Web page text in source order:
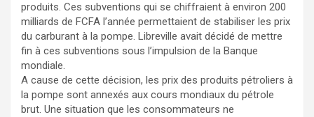
produits. Ces subventions qui se chiffraient à environ 200
milliards de FCFA l’année permettaient de stabiliser les prix
du carburant à la pompe. Libreville avait décidé de mettre
fin à ces subventions sous l’impulsion de la Banque
mondiale.
A cause de cette décision, les prix des produits pétroliers à
la pompe sont annexés aux cours mondiaux du pétrole
brut. Une situation que les consommateurs ne